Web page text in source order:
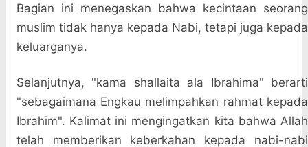
Bagian ini menegaskan bahwa kecintaan seorang
muslim tidak hanya kepada Nabi, tetapi juga kepada
keluarganya.
Selanjutnya, "kama shallaita ala Ibrahima" berarti
"sebagaimana Engkau melimpahkan rahmat kepada
Ibrahim". Kalimat ini mengingatkan kita bahwa Allah
telah memberikan keberkahan kepada nabi-nabi